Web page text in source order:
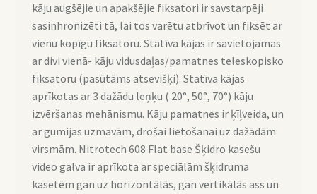
kāju augšējie un apakšējie fiksatori ir savstarpēji
sasinhronizēti tā, lai tos varētu atbrīvot un fiksēt ar
vienu kopīgu fiksatoru. Statīva kājas ir savietojamas
ar divi vienā- kāju vidusdaļas/pamatnes teleskopisko
fiksatoru (pasūtāms atsevišķi). Statīva kājas
aprīkotas ar 3 dažādu leņķu ( 20°, 50°, 70°) kāju
izvēršanas mehānismu. Kāju pamatnes ir ķīļveida, un
ar gumijas uzmavām, drošai lietošanai uz dažādām
virsmām. Nitrotech 608 Flat base Šķidro kasešu
video galva ir aprīkota ar speciālām šķidruma
kasetēm gan uz horizontālās, gan vertikālās ass un